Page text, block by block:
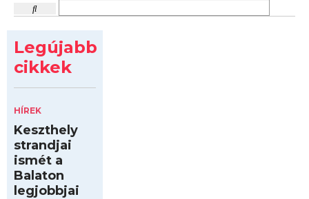
Legújabb
cikkek
HÍREK
Keszthely
strandjai
ismét a
Balaton
legjobbjai